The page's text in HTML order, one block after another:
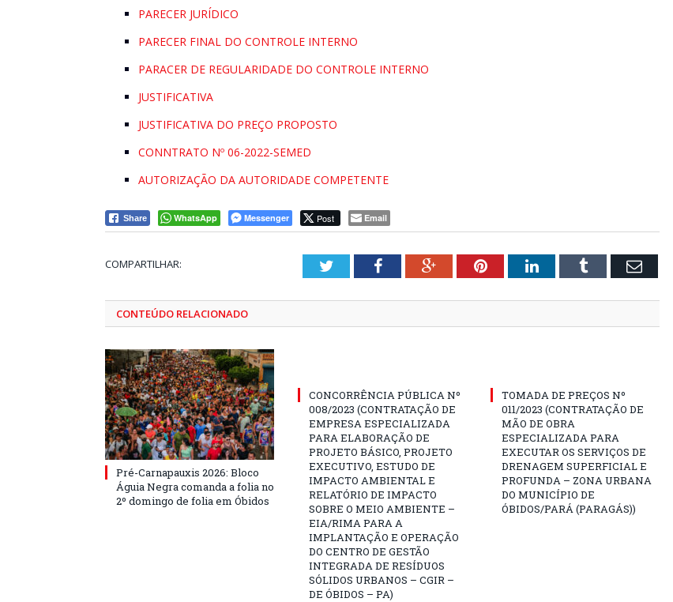
PARECER JURÍDICO
PARECER FINAL DO CONTROLE INTERNO
PARACER DE REGULARIDADE DO CONTROLE INTERNO
JUSTIFICATIVA
JUSTIFICATIVA DO PREÇO PROPOSTO
CONNTRATO Nº 06-2022-SEMED
AUTORIZAÇÃO DA AUTORIDADE COMPETENTE
Share WhatsApp Messenger Post Email
COMPARTILHAR: TwitterFacebookGoogle+PinterestLinkedInTumblr Email
CONTEÚDO RELACIONADO
Pré-Carnapauxis 2026: Bloco
Águia Negra comanda a folia no
2º domingo de folia em Óbidos
CONCORRÊNCIA PÚBLICA Nº
008/2023 (CONTRATAÇÃO DE
EMPRESA ESPECIALIZADA
PARA ELABORAÇÃO DE
PROJETO BÁSICO, PROJETO
EXECUTIVO, ESTUDO DE
IMPACTO AMBIENTAL E
RELATÓRIO DE IMPACTO
SOBRE O MEIO AMBIENTE –
EIA/RIMA PARA A
IMPLANTAÇÃO E OPERAÇÃO
DO CENTRO DE GESTÃO
INTEGRADA DE RESÍDUOS
SÓLIDOS URBANOS – CGIR –
DE ÓBIDOS – PA)
TOMADA DE PREÇOS Nº
011/2023 (CONTRATAÇÃO DE
MÃO DE OBRA
ESPECIALIZADA PARA
EXECUTAR OS SERVIÇOS DE
DRENAGEM SUPERFICIAL E
PROFUNDA – ZONA URBANA
DO MUNICÍPIO DE
ÓBIDOS/PARÁ (PARAGÁS))